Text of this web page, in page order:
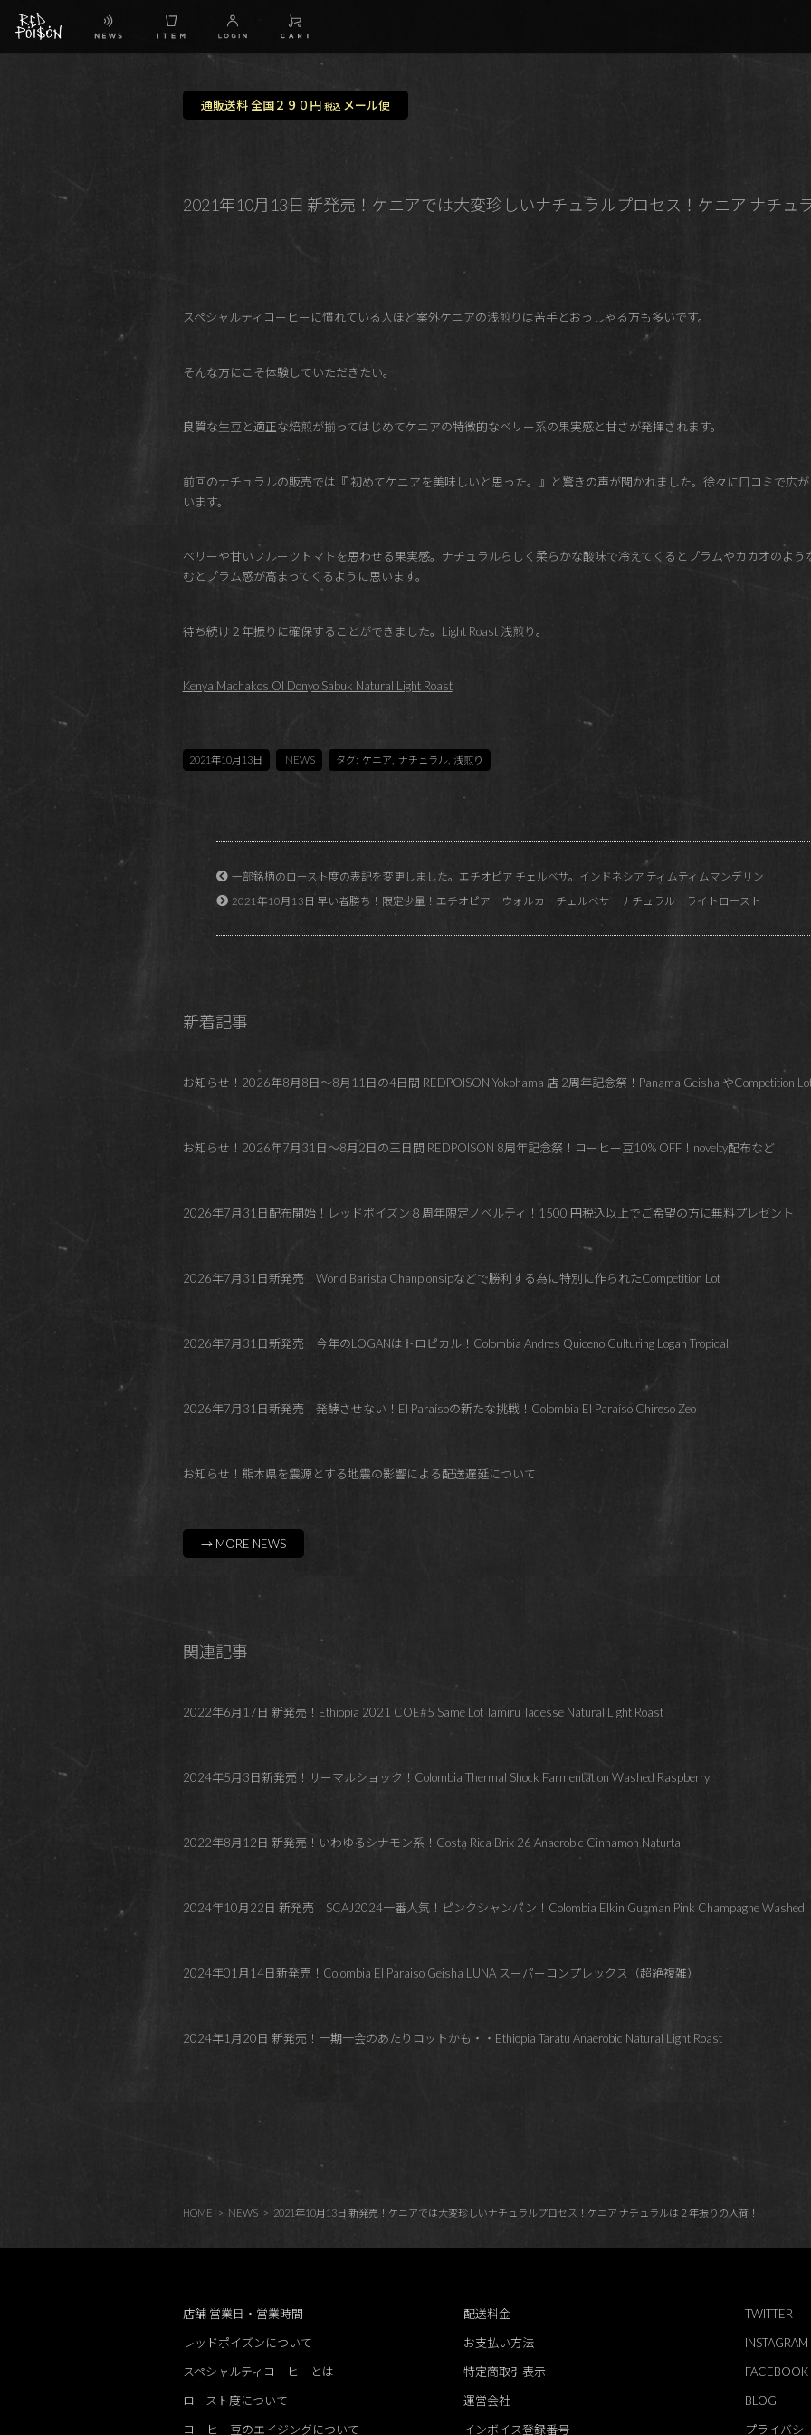
通販送料 全国２９０円 税込メール便
2021年10月13日 新発売！ケニアでは大変珍しいナチュラルプロセス！ケニア ナチュ
スペシャルティコーヒーに慣れている人ほど案外ケニアの浅煎りは苦手とおっしゃる方も多いです。
そんな方にこそ体験していただきたい。
良質な生豆と適正な焙煎が揃ってはじめてケニアの特徴的なベリー系の果実感と甘さが発揮されます。
前回のナチュラルの販売では『 初めてケニアを美味しいと思った。』と驚きの声が聞かれました。徐々に口コミで広
います。
ベリーや甘いフルーツトマトを思わせる果実感。ナチュラルらしく柔らかな酸味で冷えてくるとプラムやカカオのよ
むとプラム感が高まってくるように思います。
待ち続け２年振りに確保することができました。Light Roast 浅煎り。
Kenya Machakos Ol Donyo Sabuk Natural Light Roast
2021年10月13日 NEWS タグ: ケニア ナチュラル, 浅煎り
一部銘柄のロースト度の表記を変更しました。エチオピア チェルベサ。インドネシア ティムティムマンデリン
2021年10月13日 早い者勝ち！限定少量！エチオピア ウォルカ チェルベサ ナチュラル ライトロースト
新着記事
お知らせ！2026年8月8日～8月11日の4日間 REDPOISON Yokohama 店 2周年記念祭！Panama Geisha やCompetition
お知らせ！2026年7月31日～8月2日の三日間 REDPOISON 8周年記念祭！コーヒー豆10% OFF！novelty配布など
2026年7月31日配布開始！レッドポイズン８周年限定ノベルティ！1500 円税込以上でご希望の方に無料プレゼント
2026年7月31日新発売！World Barista Chanpionsipなどで勝利する為に特別に作られたCompetition Lot
2026年7月31日新発売！今年のLOGANはトロピカル！Colombia Andres Quiceno Culturing Logan Tropical
2026年7月31日新発売！発酵させない！El Paraísoの新たな挑戦！Colombia El Paraíso Chiroso Zeo
お知らせ！熊本県を震源とする地震の影響による配送遅延について
→ MORE NEWS
関連記事
2022年6月17日 新発売！Ethiopia 2021 COE#5 Same Lot Tamiru Tadesse Natural Light Roast
2024年5月3日新発売！サーマルショック！Colombia Thermal Shock Farmentation Washed Raspberry
2022年8月12日 新発売！いわゆるシナモン系！Costa Rica Brix 26 Anaerobic Cinnamon Naturtal
2024年10月22日 新発売！SCAJ2024一番人気！ピンクシャンパン！Colombia Elkin Guzman Pink Champagne Washed
2024年01月14日新発売！Colombia El Paraiso Geisha LUNA スーパーコンプレックス（超絶複雑）
2024年1月20日 新発売！一期一会のあたりロットかも・・Ethiopia Taratu Anaerobic Natural Light Roast
HOME NEWS 2021年10月13日 新発売！ケニアでは大変珍しいナチュラルプロセス！ケニア ナチュラルは２年振りの入荷！
店舗 営業日・営業時間
レッドポイズンについて
スペシャルティコーヒーとは
ロースト度について
コーヒー豆のエイジングについて
配送料金
お支払い方法
特定商取引表示
運営会社
インボイス登録番号
TWITTER
INSTAGRAM
FACEBOOK
BLOG
プライバシ